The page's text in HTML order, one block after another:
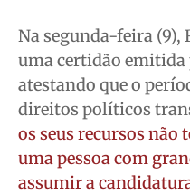
Na segunda-feira (9),
uma certidão emitida
atestando que o
direitos políticos
os seus recursos não
uma pessoa com
assumir a